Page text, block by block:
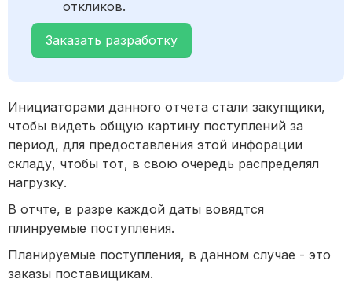
откликов.
Заказать разработку
Инициаторами данного отчета стали закупщики,
чтобы видеть общую картину поступлений за
период, для предоставления этой инфорации
складу, чтобы тот, в свою очередь распределял
нагрузку.
В отчте, в разре каждой даты вовядтся
плинруемые поступления.
Планируемые поступления, в данном случае - это
заказы поставищикам.